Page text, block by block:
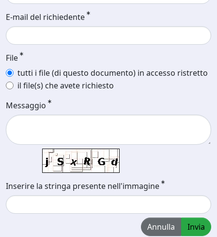
E-mail del richiedente
File
tutti i file (di questo documento) in accesso ristretto
il file(s) che avete richiesto
Messaggio
Inserire la stringa presente nell'immagine
Annulla Invia